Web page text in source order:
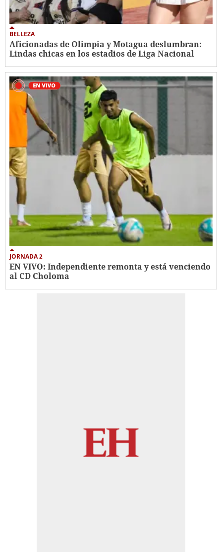
BELLEZA
Aficionadas de Olimpia y Motagua deslumbran:
Lindas chicas en los estadios de Liga Nacional
JORNADA 2
EN VIVO: Independiente remonta y está venciendo
al CD Choloma